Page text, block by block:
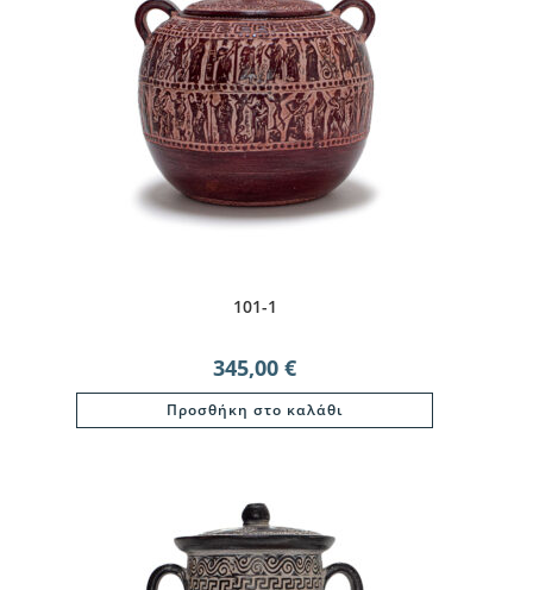
101-1
345,00 €
Προσθήκη στο καλάθι